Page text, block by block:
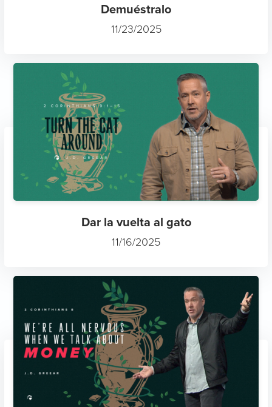
Demuéstralo
11/23/2025
Dar la vuelta al gato
11/16/2025